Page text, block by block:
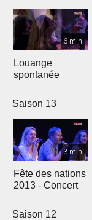
6 min
Louange
spontanée
Saison 13
3 min
Fête des nations
2013 - Concert
Saison 12